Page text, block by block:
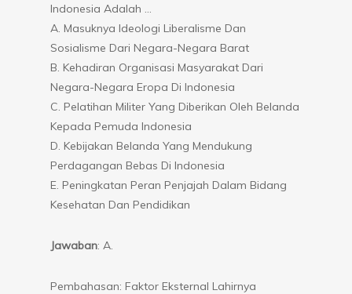
Indonesia Adalah …
A. Masuknya Ideologi Liberalisme Dan
Sosialisme Dari Negara-Negara Barat
B. Kehadiran Organisasi Masyarakat Dari
Negara-Negara Eropa Di Indonesia
C. Pelatihan Militer Yang Diberikan Oleh Belanda
Kepada Pemuda Indonesia
D. Kebijakan Belanda Yang Mendukung
Perdagangan Bebas Di Indonesia
E. Peningkatan Peran Penjajah Dalam Bidang
Kesehatan Dan Pendidikan
Jawaban: A.
Pembahasan: Faktor Eksternal Lahirnya